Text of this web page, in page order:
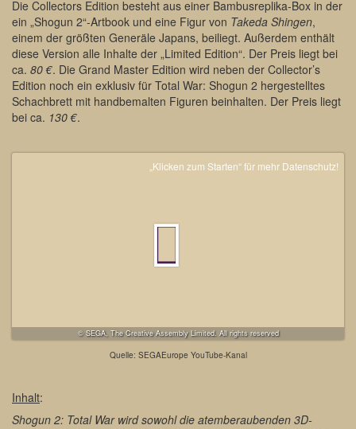
Die Collectors Edition besteht aus einer Bambusreplika-Box in der
ein „Shogun 2“-Artbook und eine Figur von Takeda Shingen,
einem der größten Generäle Japans, beiliegt. Außerdem enthält
diese Version alle Inhalte der „Limited Edition“. Der Preis liegt bei
ca. 80 €. Die Grand Master Edition wird neben der Collector’s
Edition noch ein exklusiv für Total War: Shogun 2 hergestelltes
Schachbrett mit handbemalten Figuren beinhalten. Der Preis liegt
bei ca. 130 €.
„Klicken zum Starten“ für mehr Datenschutz!
© SEGA, The Creative Assembly Limited. All rights reserved
Quelle: SEGAEurope YouTube-Kanal
Inhalt:
Shogun 2: Total War wird sowohl die atemberaubenden 3D-